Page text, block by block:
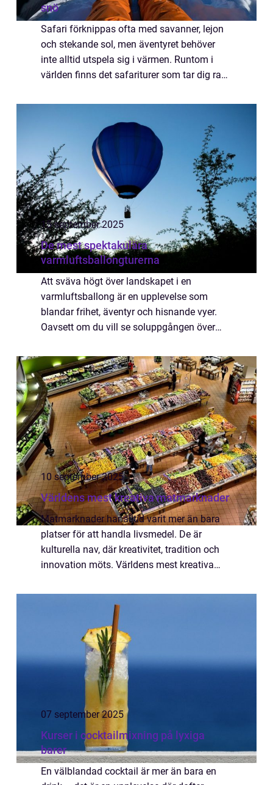
snö
Safari förknippas ofta med savanner, lejon
och stekande sol, men äventyret behöver
inte alltid utspela sig i värmen. Runtom i
världen finns det safariturer som tar dig rakt
15 september 2025
De mest spektakulära
varmluftsballongturerna
Att sväva högt över landskapet i en
varmluftsballong är en upplevelse som
blandar frihet, äventyr och hisnande vyer.
Oavsett om du vill se soluppgången över
10 september 2025
Världens mest kreativa matmarknader
Matmarknader har alltid varit mer än bara
platser för att handla livsmedel. De är
kulturella nav, där kreativitet, tradition och
innovation möts. Världens mest kreativa
färger, ...
07 september 2025
Kurser i cocktailmixning på lyxiga
barer
En välblandad cocktail är mer än bara en